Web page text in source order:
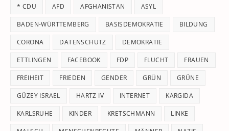
* CDU AFD AFGHANISTAN ASYL
BADEN-WÜRTTEMBERG BASISDEMOKRATIE BILDUNG
CORONA DATENSCHUTZ DEMOKRATIE
ETTLINGEN FACEBOOK FDP FLUCHT FRAUEN
FREIHEIT FRIEDEN GENDER GRÜN GRÜNE
GÜZEY ISRAEL HARTZ IV INTERNET KARGIDA
KARLSRUHE KINDER KRETSCHMANN LINKE